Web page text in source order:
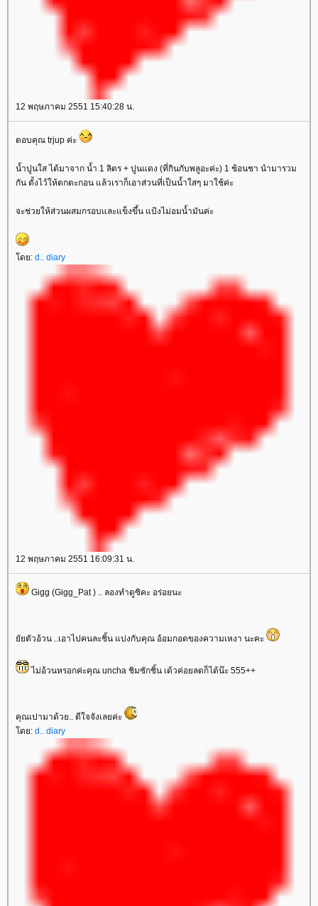
12 พฤษภาคม 2551 15:40:28 น.
ตอบคุณ trjup ค่ะ
น้ำปูนใส ได้มาจาก น้ำ 1 ลิตร + ปูนแดง (ที่กินกับพลูอะค่ะ) 1 ช้อนชา นำมารวม
กัน ตั้งไว้ให้ตกตะกอน แล้วเราก็เอาส่วนที่เป็นน้ำใสๆ มาใช้ค่ะ
จะช่วยให้ส่วนผสมกรอบและแข็งขึ้น แป้งไม่อมน้ำมันค่ะ
ดย: d.. diary
12 พฤษภาคม 2551 16:09:31 น.
Gigg (Gigg_Pat ) .. ลองทำดูซิคะ อร่อยนะ
ัยตัวอ้วน ..เอาไปคนละชิ้น แบ่งกับคุณ อ้อมกอดของความเหงา นะคะ
ไม่อ้วนหรอกค่ะคุณ uncha ชิมซักชิ้น เด้วค่อยลดก็ได้น๊ะ 555++
คุณเปามาด้วย.. ดีใจจังเลยค่ะ
ดย: d.. diary